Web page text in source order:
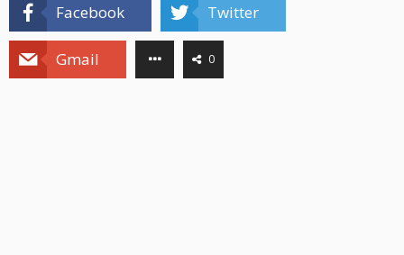
Facebook Twitter
Gmail 0